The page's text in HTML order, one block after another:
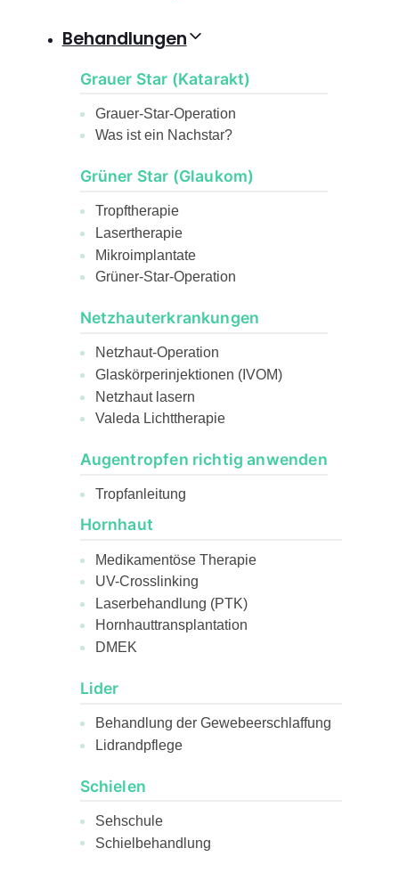
Behandlungen
Grauer Star (Katarakt)
Grauer-Star-Operation
Was ist ein Nachstar?
Grüner Star (Glaukom)
Tropftherapie
Lasertherapie
Mikroimplantate
Grüner-Star-Operation
Netzhauterkrankungen
Netzhaut-Operation
Glaskörperinjektionen (IVOM)
Netzhaut lasern
Valeda Lichttherapie
Augentropfen richtig anwenden
Tropfanleitung
Hornhaut
Medikamentöse Therapie
UV-Crosslinking
Laserbehandlung (PTK)
Hornhauttransplantation
DMEK
Lider
Behandlung der Gewebeerschlaffung
Lidrandpflege
Schielen
Sehschule
Schielbehandlung